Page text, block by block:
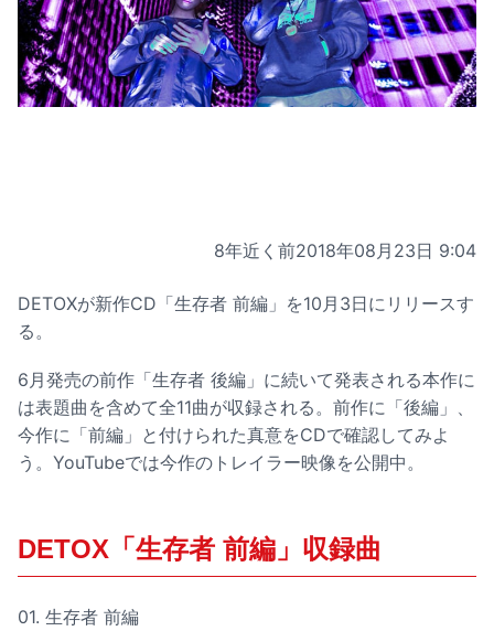
8年近く前2018年08月23日 9:04
DETOXが新作CD「生存者 前編」を10月3日にリリースす
る。
6月発売の前作「生存者 後編」に続いて発表される本作に
は表題曲を含めて全11曲が収録される。前作に「後編」、
今作に「前編」と付けられた真意をCDで確認してみよ
う。YouTubeでは今作のトレイラー映像を公開中。
DETOX「生存者 前編」収録曲
01. 生存者 前編